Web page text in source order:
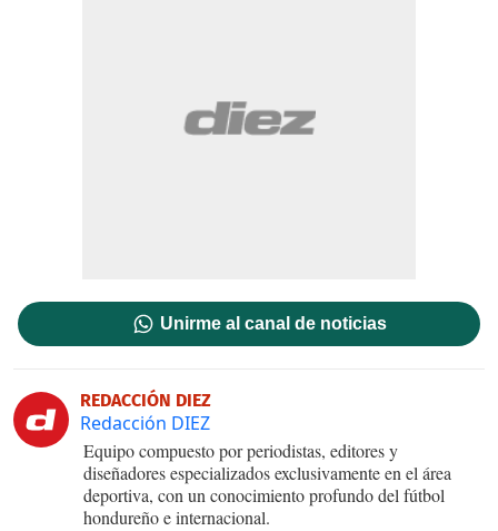
Unirme al canal de noticias
REDACCIÓN DIEZ
Redacción DIEZ
Equipo compuesto por periodistas, editores y
diseñadores especializados exclusivamente en el área
deportiva, con un conocimiento profundo del fútbol
hondureño e internacional.